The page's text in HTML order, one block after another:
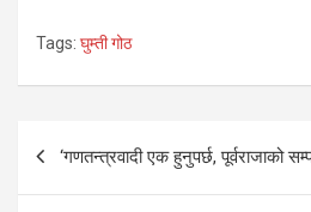
Tags: घुम्ती गोठ
Post
navigation
‘गणतन्त्रवादी एक हुनुपर्छ, पूर्वराजाको